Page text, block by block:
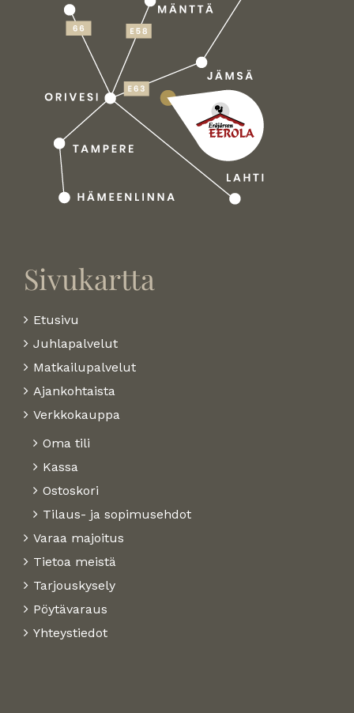
Sivukartta
Etusivu
Juhlapalvelut
Matkailupalvelut
Ajankohtaista
Verkkokauppa
Oma tili
Kassa
Ostoskori
Tilaus- ja sopimusehdot
Varaa majoitus
Tietoa meistä
Tarjouskysely
Pöytävaraus
Yhteystiedot